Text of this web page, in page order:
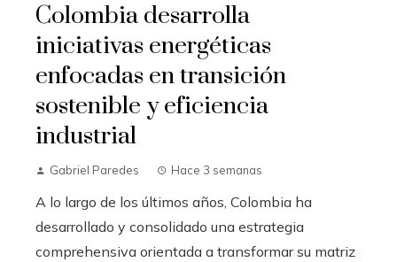
Colombia desarrolla
iniciativas energéticas
enfocadas en transición
sostenible y eficiencia
industrial
Gabriel Paredes Hace 3 semanas
A lo largo de los últimos años, Colombia ha
desarrollado y consolidado una estrategia
comprehensiva orientada a transformar su matriz